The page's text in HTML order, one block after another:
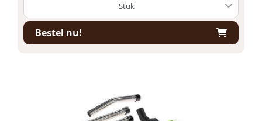
Bestel nu!